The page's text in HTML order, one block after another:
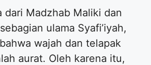
dari Madzhab Maliki dan
ulama Syafi’iyah,
wajah dan telapak
aurat. Oleh karena itu,